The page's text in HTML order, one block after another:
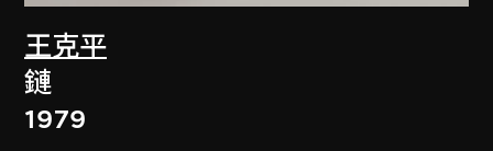
王克平
鏈
1979